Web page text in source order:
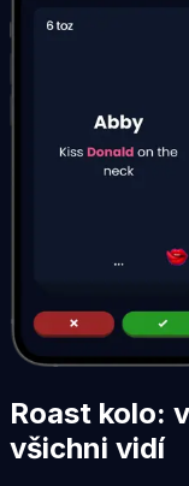
Roast kolo:
všichni vidí